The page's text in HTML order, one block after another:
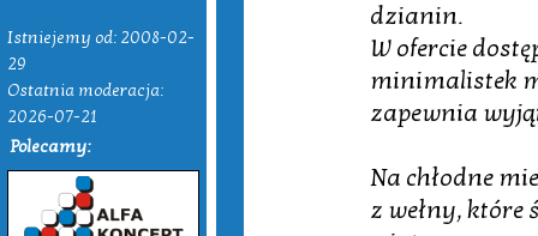
Istniejemy od: 2008-02-
29
Ostatnia moderacja:
2026-07-21
Polecamy:
dzianin.
W ofercie
minimalistek
zapewnia
Na chłodne
z wełny, które